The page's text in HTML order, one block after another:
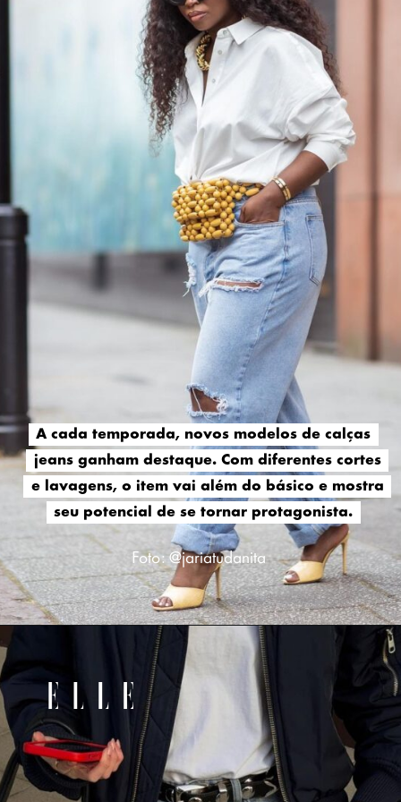
A cada temporada, novos modelos de calças
jeans ganham destaque. Com diferentes cortes
e lavagens, o item vai além do básico e mostra
seu potencial de se tornar protagonista.
A cada temporada, novos modelos de calças
jeans ganham destaque. Com diferentes cortes
e lavagens, o item vai além do básico e mostra
seu potencial de se tornar protagonista.
Foto: @jariatudanita